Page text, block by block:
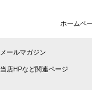
ホームペ
メールマガジン
当店HPなど関連ページ